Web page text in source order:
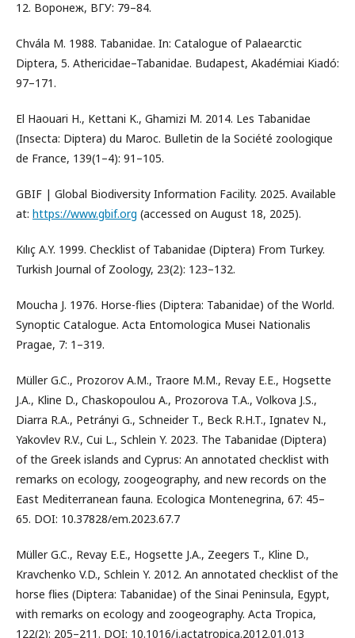
12. Воронеж, ВГУ: 79–84.
Chvála M. 1988. Tabanidae. In: Catalogue of Palaearctic
Diptera, 5. Athericidae–Tabanidae. Budapest, Akadémiai Kiadó:
97–171.
El Haouari H., Kettani K., Ghamizi M. 2014. Les Tabanidae
(Insecta: Diptera) du Maroc. Bulletin de la Société zoologique
de France, 139(1–4): 91–105.
GBIF | Global Biodiversity Information Facility. 2025. Available
at: https://www.gbif.org (accessed on August 18, 2025).
Kılıç A.Y. 1999. Checklist of Tabanidae (Diptera) From Turkey.
Turkish Journal of Zoology, 23(2): 123–132.
Moucha J. 1976. Horse-flies (Diptera: Tabanidae) of the World.
Synoptic Catalogue. Acta Entomologica Musei Nationalis
Pragae, 7: 1–319.
Müller G.C., Prozorov A.M., Traore M.M., Revay E.E., Hogsette
J.A., Kline D., Chaskopoulou A., Prozorova T.A., Volkova J.S.,
Diarra R.A., Petrányi G., Schneider T., Beck R.H.T., Ignatev N.,
Yakovlev R.V., Cui L., Schlein Y. 2023. The Tabanidae (Diptera)
of the Greek islands and Cyprus: An annotated checklist with
remarks on ecology, zoogeography, and new records on the
East Mediterranean fauna. Ecologica Montenegrina, 67: 45–
65. DOI: 10.37828/em.2023.67.7
Müller G.C., Revay E.E., Hogsette J.A., Zeegers T., Kline D.,
Kravchenko V.D., Schlein Y. 2012. An annotated checklist of the
horse flies (Diptera: Tabanidae) of the Sinai Peninsula, Egypt,
with remarks on ecology and zoogeography. Acta Tropica,
122(2): 205–211. DOI: 10.1016/j.actatropica.2012.01.013